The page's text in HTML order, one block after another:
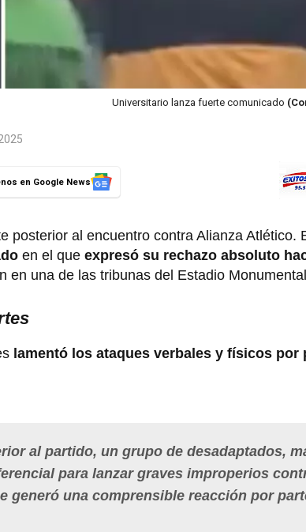
Universitario lanza fuerte comunicado
en Google News
posterior al encuentro contra Alianza Atlético.
en el que expresó su rechazo absoluto
en una de las tribunas del Estadio
lamentó los ataques verbales y físicos por
al partido, un grupo de desadaptados,
para lanzar graves improperios
generó una comprensible reacción por